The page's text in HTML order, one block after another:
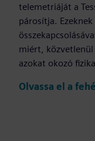
telemetriáját a
párosítja.
miért, közvetlenül
azokat okozó
Olvassa el a